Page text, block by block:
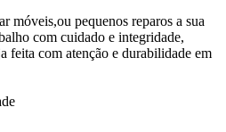
móveis,ou pequenos reparos a sua
com cuidado e integridade,
feita com atenção e durabilidade em